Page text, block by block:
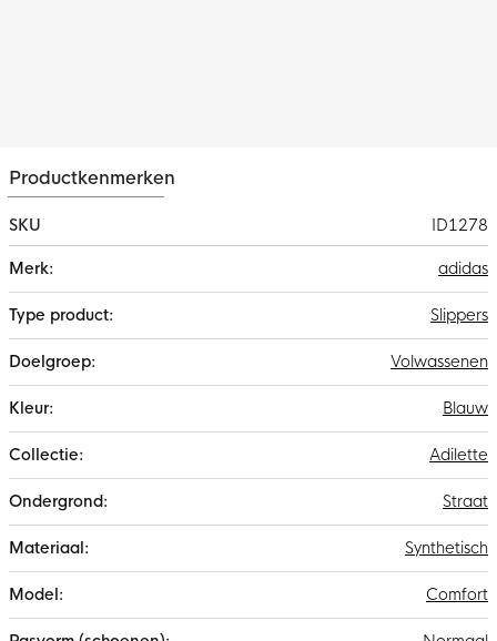
Productkenmerken
SKU
ID1278
informatie
adidas
Slippers
Volwassenen
Blauw
Adilette
Straat
Synthetisch
Comfort